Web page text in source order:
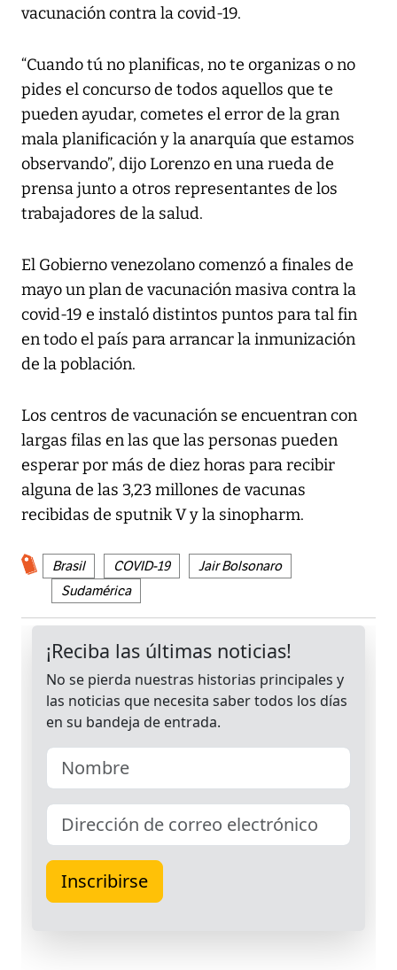
vacunación contra la covid-19.
“Cuando tú no planificas, no te organizas o no
pides el concurso de todos aquellos que te
pueden ayudar, cometes el error de la gran
mala planificación y la anarquía que estamos
observando”, dijo Lorenzo en una rueda de
prensa junto a otros representantes de los
trabajadores de la salud.
El Gobierno venezolano comenzó a finales de
mayo un plan de vacunación masiva contra la
covid-19 e instaló distintos puntos para tal fin
en todo el país para arrancar la inmunización
de la población.
Los centros de vacunación se encuentran con
largas filas en las que las personas pueden
esperar por más de diez horas para recibir
alguna de las 3,23 millones de vacunas
recibidas de sputnik V y la sinopharm.
Brasil COVID-19
Jair Bolsonaro
Sudamérica